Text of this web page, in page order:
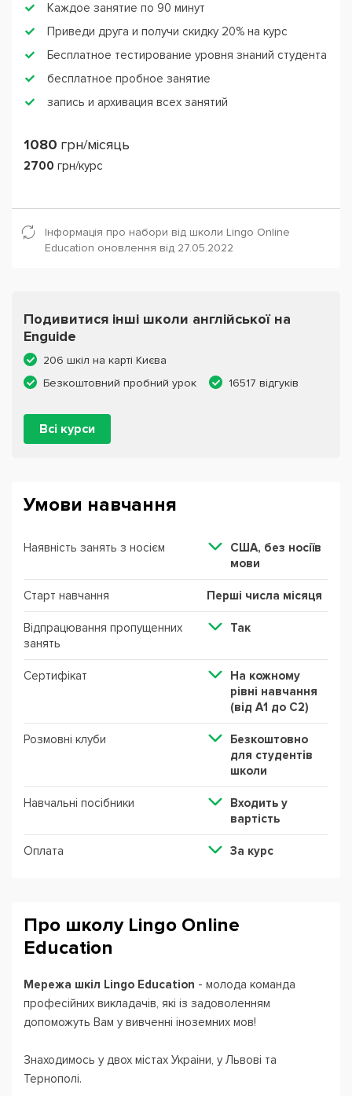
Каждое занятие по 90 минут
Приведи друга и получи скидку 20% на курс
Бесплатное тестирование уровня знаний студента
бесплатное пробное занятие
запись и архивация всех занятий
1080 грн/місяць
2700 грн/курс
Інформація про набори від школи Lingo Online
Education оновлення від 27.05.2022
Подивитися інші школи англійської на
Enguide
206 шкіл на карті Києва
Безкоштовний пробний урок
16517 відгуків
Всі курси
Умови навчання
Наявність занять з носієм
США, без ноcіїв
мови
Старт навчання Перші числа місяця
Відпрацювання пропущенних
занять
Так
Сертифікат
На кожному
рівні навчання
(від А1 до С2)
Розмовні клуби
Безкоштовно
для студентів
школи
Навчальні посібники
Входить у
вартість
Оплата За курс
Про школу Lingo Online
Education
Мережа шкіл Lingo Education - молода команда
професійних викладачів, які із задоволенням
допоможуть Вам у вивченні іноземних мов!
Знаходимось у двох містах Украіни, у Львові та
Тернополі.